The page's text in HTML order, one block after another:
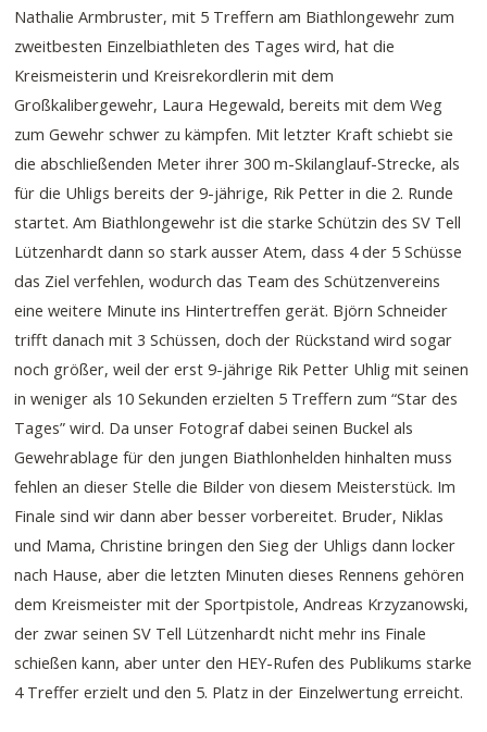
Nathalie Armbruster, mit 5 Treffern am Biathlongewehr zum
zweitbesten Einzelbiathleten des Tages wird, hat die
Kreismeisterin und Kreisrekordlerin mit dem
Großkalibergewehr, Laura Hegewald, bereits mit dem Weg
zum Gewehr schwer zu kämpfen. Mit letzter Kraft schiebt sie
die abschließenden Meter ihrer 300 m-Skilanglauf-Strecke, als
für die Uhligs bereits der 9-jährige, Rik Petter in die 2. Runde
startet. Am Biathlongewehr ist die starke Schützin des SV Tell
Lützenhardt dann so stark ausser Atem, dass 4 der 5 Schüsse
das Ziel verfehlen, wodurch das Team des Schützenvereins
eine weitere Minute ins Hintertreffen gerät. Björn Schneider
trifft danach mit 3 Schüssen, doch der Rückstand wird sogar
noch größer, weil der erst 9-jährige Rik Petter Uhlig mit seinen
in weniger als 10 Sekunden erzielten 5 Treffern zum “Star des
Tages” wird. Da unser Fotograf dabei seinen Buckel als
Gewehrablage für den jungen Biathlonhelden hinhalten muss
fehlen an dieser Stelle die Bilder von diesem Meisterstück. Im
Finale sind wir dann aber besser vorbereitet. Bruder, Niklas
und Mama, Christine bringen den Sieg der Uhligs dann locker
nach Hause, aber die letzten Minuten dieses Rennens gehören
dem Kreismeister mit der Sportpistole, Andreas Krzyzanowski,
der zwar seinen SV Tell Lützenhardt nicht mehr ins Finale
schießen kann, aber unter den HEY-Rufen des Publikums starke
4 Treffer erzielt und den 5. Platz in der Einzelwertung erreicht.